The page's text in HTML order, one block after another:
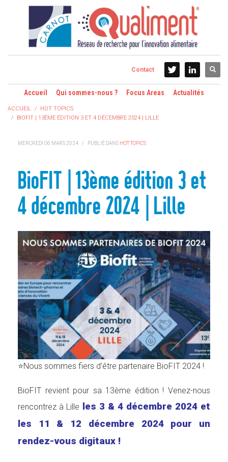
Contact
Accueil Qui sommes-nous ? Focus Areas Actualités
ACCUEIL
HOT TOPICS
BIOFIT | 13ÈME ÉDITION 3 ET 4 DÉCEMBRE 2024 | LILLE
MERCREDI 06 MARS 2024 / PUBLIÉ DANS HOT TOPICS
BioFIT | 13ème édition 3 et
4 décembre 2024 | Lille
⭐Nous sommes fiers d’être partenaire BioFIT 2024 !
BioFIT revient pour sa 13ème édition ! Venez-nous
rencontrez à Lille les 3 & 4 décembre 2024 et
les 11 & 12 décembre 2024 pour un
rendez-vous digitaux !